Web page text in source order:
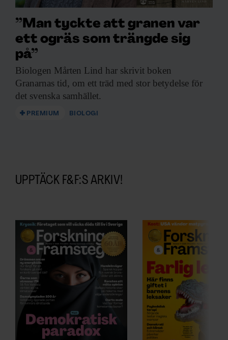
”Man tyckte att granen var
ett ogräs som trängde sig
på”
Biologen Mårten Lind har skrivit boken
Granarnas tid, om ett träd med stor betydelse för
det svenska samhället.
PREMIUM BIOLOGI
UPPTÄCK F&F:S ARKIV!